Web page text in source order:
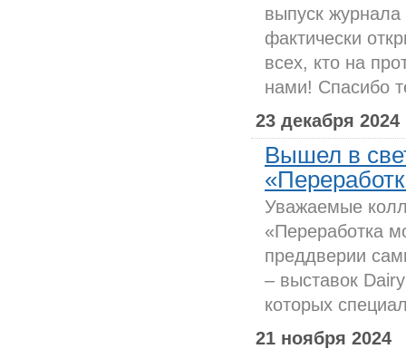
выпуск
фактически
всех, кто на
нами! Спасибо
23 декабря 2024
Вышел в
Уважаемые
«Переработка
преддверии
– выставок
которых
21 ноября 2024